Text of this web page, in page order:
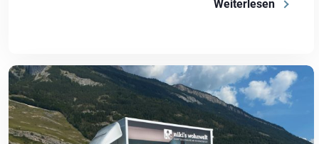
zeitlosen Klassikern – hier bekommst du nicht nur Auswahl,
Weiterlesen